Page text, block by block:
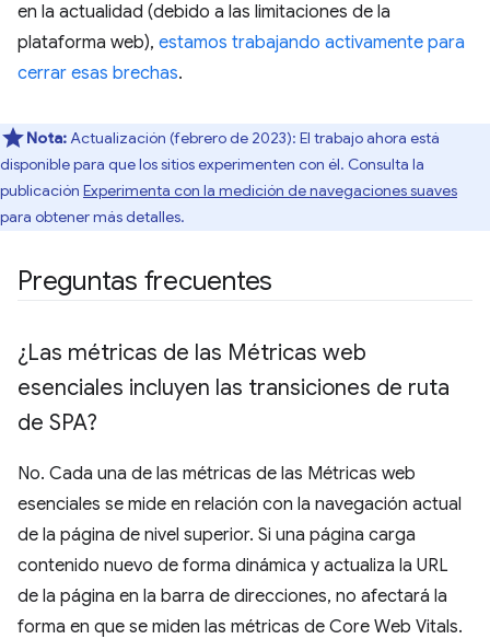
en la actualidad (debido a las limitaciones de la
plataforma web), estamos trabajando activamente para
cerrar esas brechas.
Nota:Actualización (febrero de 2023): El trabajo ahora está
disponible para que los sitios experimenten con él. Consulta la
publicación Experimenta con la medición de navegaciones suaves
para obtener más detalles.
Preguntas frecuentes
¿Las métricas de las Métricas web
esenciales incluyen las transiciones de ruta
de SPA?
No. Cada una de las métricas de las Métricas web
esenciales se mide en relación con la navegación actual
de la página de nivel superior. Si una página carga
contenido nuevo de forma dinámica y actualiza la URL
de la página en la barra de direcciones, no afectará la
forma en que se miden las métricas de Core Web Vitals.